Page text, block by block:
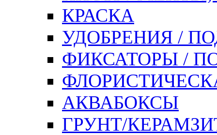
КРАСКА
УДОБРЕНИЯ /
ФИКСАТОРЫ /
АКВАБОКСЫ
ГРУНТ/